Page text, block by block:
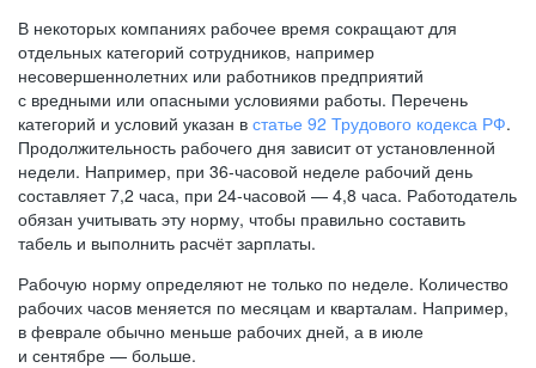
В некоторых компаниях рабочее время сокращают для
отдельных категорий сотрудников, например
несовершеннолетних или работников предприятий
с вредными или опасными условиями работы. Перечень
категорий и условий указан в статье 92 Трудового кодекса РФ.
Продолжительность рабочего дня зависит от установленной
недели. Например, при 36-часовой неделе рабочий день
составляет 7,2 часа, при 24-часовой — 4,8 часа. Работодатель
обязан учитывать эту норму, чтобы правильно составить
табель и выполнить расчёт зарплаты.
Рабочую норму определяют не только по неделе. Количество
рабочих часов меняется по месяцам и кварталам. Например,
в феврале обычно меньше рабочих дней, а в июле
и сентябре — больше.